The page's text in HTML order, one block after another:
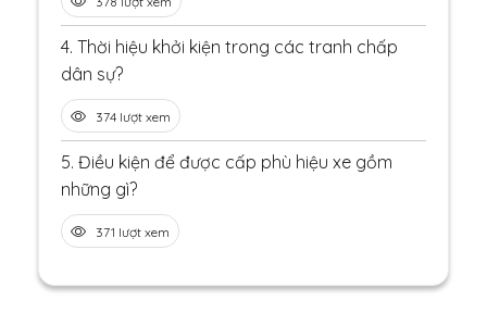
4. Thời hiệu khởi kiện trong các tranh chấp
dân sự?
374 lượt xem
5. Điều kiện để được cấp phù hiệu xe gồm
những gì?
371 lượt xem